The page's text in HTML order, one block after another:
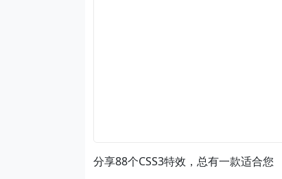
分享88个CSS3特效，总有一款适合您